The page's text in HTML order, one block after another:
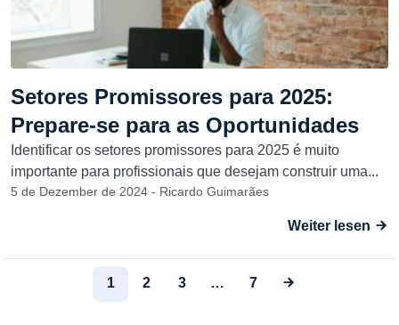
Setores Promissores para 2025:
Prepare-se para as Oportunidades
Identificar os setores promissores para 2025 é muito
importante para profissionais que desejam construir uma...
5 de Dezember de 2024 - Ricardo Guimarães
Weiter lesen
1 2 3 … 7